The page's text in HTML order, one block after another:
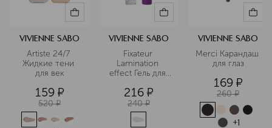
VIVIENNE SABO
Artiste 24/7
Жидкие тени
для век
159 ¤
520 ¤
VIVIENNE SABO
Fixateur
Lamination
effect Гель для
эффектом
ламинирования
216 ¤
240 ¤
VIVIENNE SABO
Merci Карандаш
для глаз
169 ¤
260 ¤
+1